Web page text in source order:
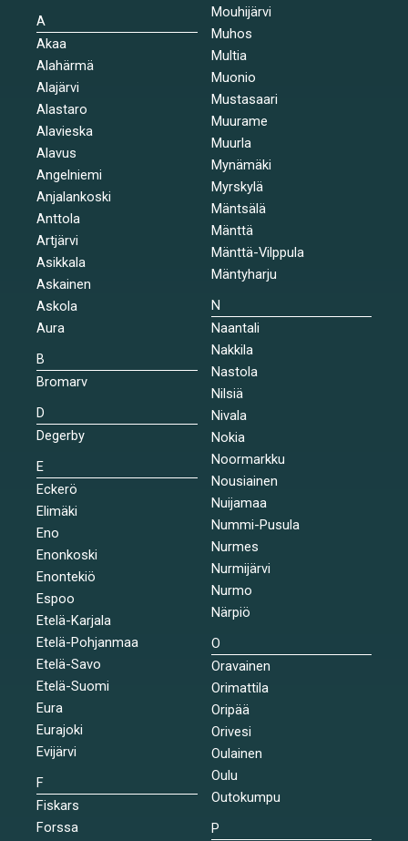
A
Akaa
Alahärmä
Alajärvi
Alastaro
Alavieska
Alavus
Angelniemi
Anjalankoski
Anttola
Artjärvi
Asikkala
Askainen
Askola
Aura
B
Bromarv
D
Degerby
E
Eckerö
Elimäki
Eno
Enonkoski
Enontekiö
Espoo
Etelä-Karjala
Etelä-Pohjanmaa
Etelä-Savo
Etelä-Suomi
Eura
Eurajoki
Evijärvi
F
Fiskars
Forssa
Mouhijärvi
Muhos
Multia
Muonio
Mustasaari
Muurame
Muurla
Mynämäki
Myrskylä
Mäntsälä
Mänttä
Mänttä-Vilppula
Mäntyharju
N
Naantali
Nakkila
Nastola
Nilsiä
Nivala
Nokia
Noormarkku
Nousiainen
Nuijamaa
Nummi-Pusula
Nurmes
Nurmijärvi
Nurmo
Närpiö
O
Oravainen
Orimattila
Oripää
Orivesi
Oulainen
Oulu
Outokumpu
P